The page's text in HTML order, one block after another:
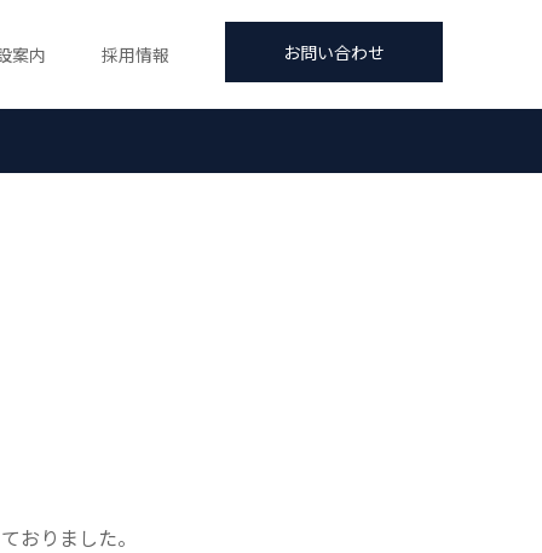
お問い合わせ
案内 採用情報
おりました。